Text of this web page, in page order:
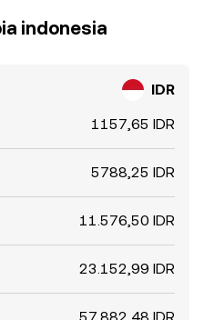
indonesia
IDR
1157,65 IDR
5788,25 IDR
11.576,50 IDR
23.152,99 IDR